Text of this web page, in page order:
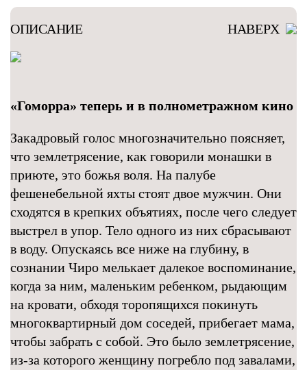
ОПИСАНИЕ НАВЕРХ
«Гоморра» теперь и в полнометражном кино
Закадровый голос многозначительно поясняет,
что землетрясение, как говорили монашки в
приюте, это божья воля. На палубе
фешенебельной яхты стоят двое мужчин. Они
сходятся в крепких объятиях, после чего следует
выстрел в упор. Тело одного из них сбрасывают
в воду. Опускаясь все ниже на глубину, в
сознании Чиро мелькает далекое воспоминание,
когда за ним, маленьким ребенком, рыдающим
на кровати, обходя торопящихся покинуть
многоквартирный дом соседей, прибегает мама,
чтобы забрать с собой. Это было землетрясение,
из-за которого женщину погребло под завалами,